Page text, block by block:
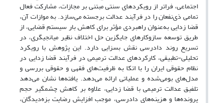
اجتماعی، فراتر از رویکردهای سنتی مبتنی بر مجازات، مشارکت فعال
تمامی ذی‌نفعان را در فرآیند عدالت برجسته می‌سازد. به موازات آن،
قضا زدایی به‌عنوان راهبردی مؤثر برای کاهش بار سیستم قضایی، از
طریق توسعه سازوکارهای جایگزین حل اختلاف نظیر میانجیگری، در
تسریع روند دادرسی نقش بسزایی دارد. این پژوهش با رویکرد
تحلیلی-تطبیقی، کارکردهای عدالت ترمیمی در فرآیند قضا زدایی در
نظام حقوقی ایران را با اتکا به ظرفیت‌های فقهی و حقوقی بررسی و
مدل‌های بومی‌شده و عملیاتی ارائه می‌دهد. یافته‌ها نشان می‌دهد
تلفیق عدالت ترمیمی با قضا زدایی، علاوه بر کاهش چشمگیر حجم
پرونده‌ها و هزینه‌های دادرسی، موجب افزایش رضایت بزه‌دیدگان،